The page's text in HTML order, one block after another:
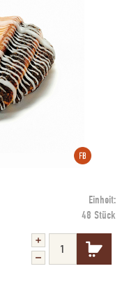
Einheit:
48 Stück